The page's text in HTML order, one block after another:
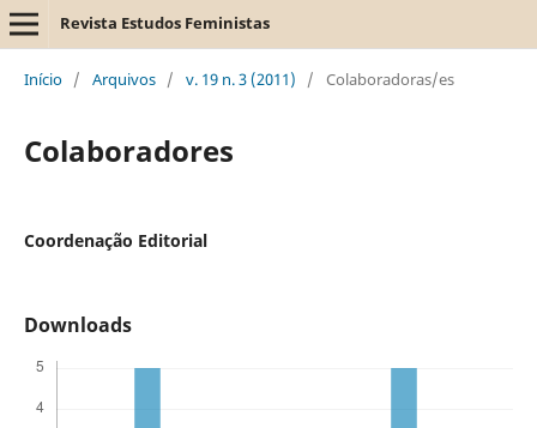
Revista Estudos Feministas
Início / Arquivos / v. 19 n. 3 (2011) / Colaboradoras/es
Colaboradores
Coordenação Editorial
Downloads